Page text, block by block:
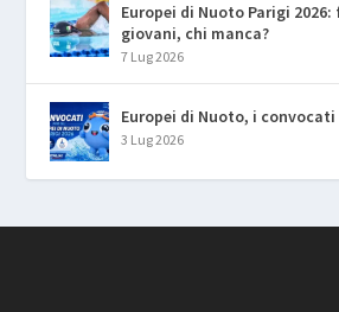
Europei di Nuoto Parigi
giovani, chi manca?
7 Lug 2026
Europei di Nuoto, i convocati
3 Lug 2026